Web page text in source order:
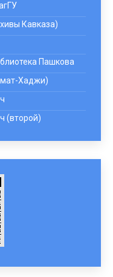
Кавказа)
Пашкова
Хаджи)
(второй)